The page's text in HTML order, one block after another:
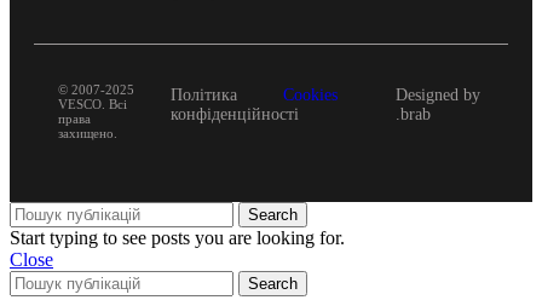
© 2007-2025
VESCO. Всі
права
захищено.
Політика
конфіденційності
Cookies
Designed by
.brab
Search
Start typing to see posts you are looking for.
Close
Search